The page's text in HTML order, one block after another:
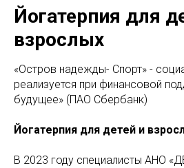
Йогатерпия для
взрослых
«Остров надежды- Спорт» -
реализуется при финансовой
будущее» (ПАО Сбербанк)
Йогатерпия для детей и
В 2023 году специалисты АНО